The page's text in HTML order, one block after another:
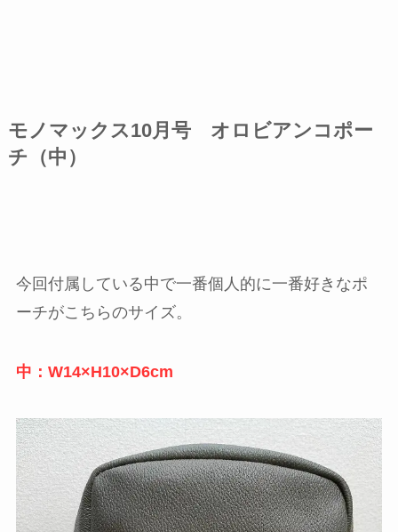
モノマックス10月号 オロビアンコポー
チ（中）
今回付属している中で一番個人的に一番好きなポ
ーチがこちらのサイズ。
中：W14×H10×D6cm